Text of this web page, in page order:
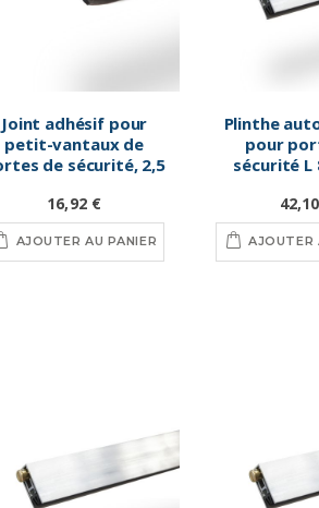
Joint adhésif pour
petit-vantaux de
de sécurité, 2,5
16,92 €
AJOUTER AU PANIER
Plinthe
pour
sécurité L
AJOUTER